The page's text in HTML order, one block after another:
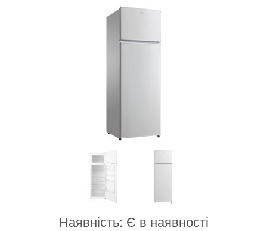
Наявність: Є в наявності